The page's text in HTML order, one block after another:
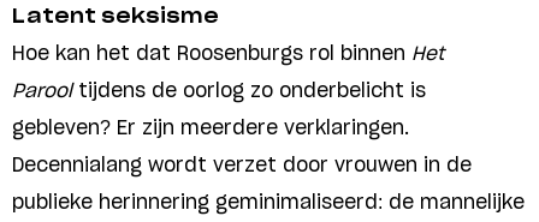
Latent seksisme
Hoe kan het dat Roosenburgs rol binnen Het
Parooltijdens de oorlog zo onderbelicht is
gebleven? Er zijn meerdere verklaringen.
Decennialang wordt verzet door vrouwen in de
publieke herinnering geminimaliseerd: de mannelijke